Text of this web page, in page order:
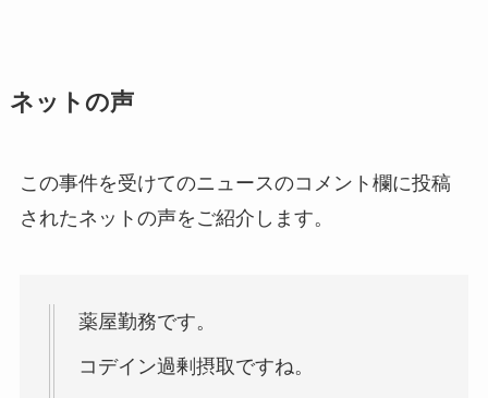
ネットの声
この事件を受けてのニュースのコメント欄に投稿
されたネットの声をご紹介します。
薬屋勤務です。
コデイン過剰摂取ですね。